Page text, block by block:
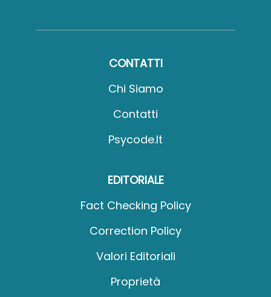
CONTATTI
Chi Siamo
Contatti
Psycode.it
EDITORIALE
Fact Checking Policy
Correction Policy
Valori Editoriali
Proprietà